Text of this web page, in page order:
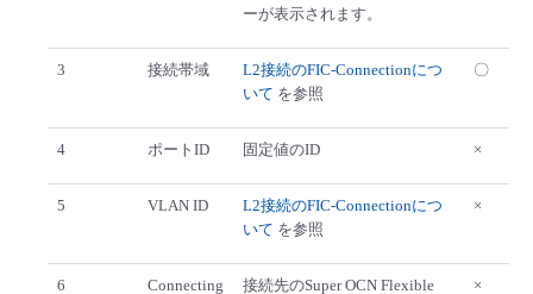
ーが表示されます。
3 接続帯域
L2接続のFIC-Connectionにつ
いて を参照
〇
4 ポートID 固定値のID ×
5 VLAN ID
L2接続のFIC-Connectionにつ
いて を参照
×
6 Connecting 接続先のSuper OCN Flexible ×